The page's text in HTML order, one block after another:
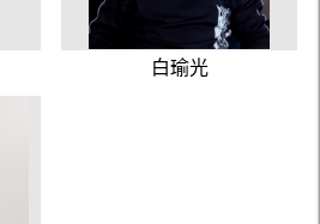
白瑜光